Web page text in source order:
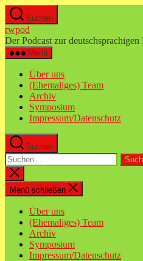
Zum
Inhalt
springen
Suchen
rwpod
Der Podcast zur
Menü
Über uns
(Ehemaliges) Team
Archiv
Symposium
Impressum/Datenschutz
Suchen
Suchen
nach:
Suche
schließen
Menü schließen
Über uns
(Ehemaliges) Team
Archiv
Symposium
Impressum/Datenschutz